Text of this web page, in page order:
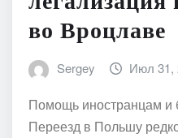
во Вроцлаве
Sergey Июл 31,
Помощь иностранцам и
Переезд в Польшу